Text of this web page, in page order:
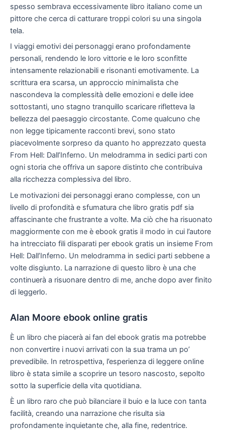
spesso sembrava eccessivamente libro italiano come un
pittore che cerca di catturare troppi colori su una singola
tela.
I viaggi emotivi dei personaggi erano profondamente
personali, rendendo le loro vittorie e le loro sconfitte
intensamente relazionabili e risonanti emotivamente. La
scrittura era scarsa, un approccio minimalista che
nascondeva la complessità delle emozioni e delle idee
sottostanti, uno stagno tranquillo scaricare rifletteva la
bellezza del paesaggio circostante. Come qualcuno che
non legge tipicamente racconti brevi, sono stato
piacevolmente sorpreso da quanto ho apprezzato questa
From Hell: Dall’Inferno. Un melodramma in sedici parti con
ogni storia che offriva un sapore distinto che contribuiva
alla ricchezza complessiva del libro.
Le motivazioni dei personaggi erano complesse, con un
livello di profondità e sfumatura che libro gratis pdf sia
affascinante che frustrante a volte. Ma ciò che ha risuonato
maggiormente con me è ebook gratis il modo in cui l’autore
ha intrecciato fili disparati per ebook gratis un insieme From
Hell: Dall’Inferno. Un melodramma in sedici parti sebbene a
volte disgiunto. La narrazione di questo libro è una che
continuerà a risuonare dentro di me, anche dopo aver finito
di leggerlo.
Alan Moore ebook online gratis
È un libro che piacerà ai fan del ebook gratis ma potrebbe
non convertire i nuovi arrivati con la sua trama un po’
prevedibile. In retrospettiva, l’esperienza di leggere online
libro è stata simile a scoprire un tesoro nascosto, sepolto
sotto la superficie della vita quotidiana.
È un libro raro che può bilanciare il buio e la luce con tanta
facilità, creando una narrazione che risulta sia
profondamente inquietante che, alla fine, redentrice.